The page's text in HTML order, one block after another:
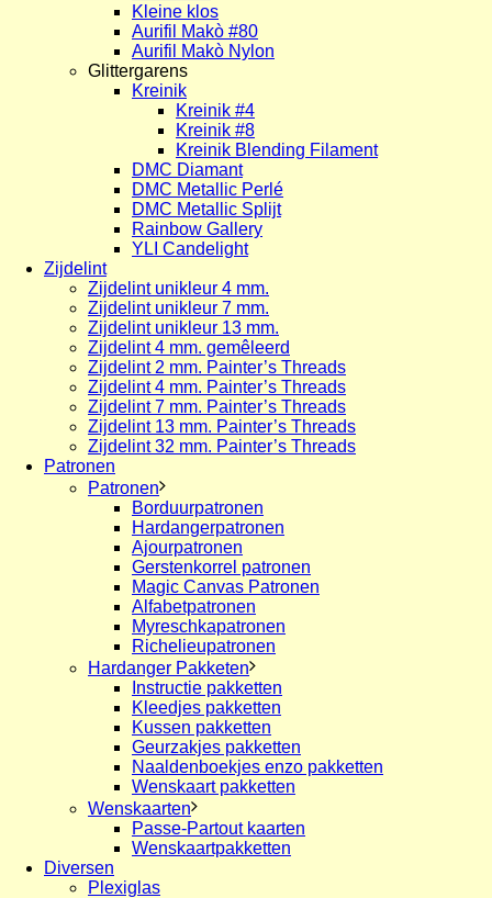
Kleine klos
Aurifil Makò #80
Aurifil Makò Nylon
Glittergarens
Kreinik
Kreinik #4
Kreinik #8
Kreinik Blending Filament
DMC Diamant
DMC Metallic Perlé
DMC Metallic Splijt
Rainbow Gallery
YLI Candelight
Zijdelint
Zijdelint unikleur 4 mm.
Zijdelint unikleur 7 mm.
Zijdelint unikleur 13 mm.
Zijdelint 4 mm. gemêleerd
Zijdelint 2 mm. Painter’s Threads
Zijdelint 4 mm. Painter’s Threads
Zijdelint 7 mm. Painter’s Threads
Zijdelint 13 mm. Painter’s Threads
Zijdelint 32 mm. Painter’s Threads
Patronen
Patronen
Borduurpatronen
Hardangerpatronen
Ajourpatronen
Gerstenkorrel patronen
Magic Canvas Patronen
Alfabetpatronen
Myreschkapatronen
Richelieupatronen
Hardanger Pakketen
Instructie pakketten
Kleedjes pakketten
Kussen pakketten
Geurzakjes pakketten
Naaldenboekjes enzo pakketten
Wenskaart pakketten
Wenskaarten
Passe-Partout kaarten
Wenskaartpakketten
Diversen
Plexiglas